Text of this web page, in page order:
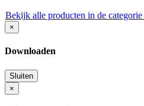
Bekijk alle producten in de
×
Downloaden
Sluiten
×